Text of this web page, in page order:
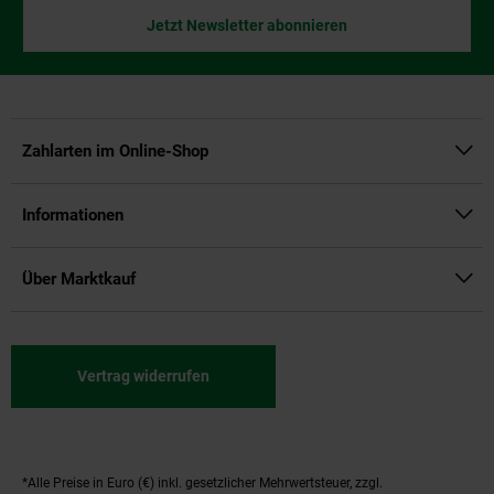
Jetzt Newsletter abonnieren
Zahlarten im Online-Shop
Informationen
Über Marktkauf
Vertrag widerrufen
Fußnoten
*Alle Preise in Euro (€) inkl. gesetzlicher Mehrwertsteuer, zzgl.